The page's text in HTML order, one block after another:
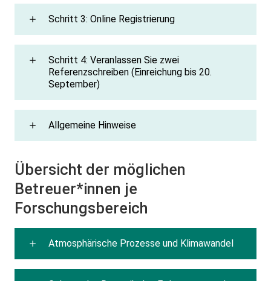
Schritt 3: Online Registrierung
Schritt 4: Veranlassen Sie zwei
Referenzschreiben (Einreichung bis 20.
September)
Allgemeine Hinweise
Übersicht der möglichen
Betreuer*innen je
Forschungsbereich
Atmosphärische Prozesse und Klimawandel